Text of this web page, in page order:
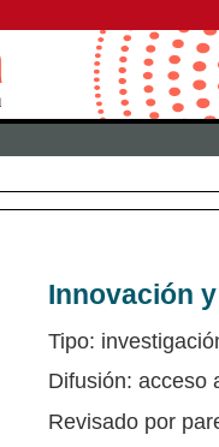
Innovación
Tipo:
Difusión: acceso
Revisado por